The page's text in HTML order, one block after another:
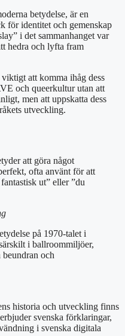
betydelse, är en
för identitet och gemenskap
i det sammanhanget var
hedra och lyfta fram
att komma ihåg dess
och queerkultur utan att
men att uppskatta dess
utveckling.
att göra något
ofta använt för att
ut” eller ”du
på 1970-talet i
i ballroommiljöer,
och
historia och utveckling finns
erbjuder svenska förklaringar,
i svenska digitala